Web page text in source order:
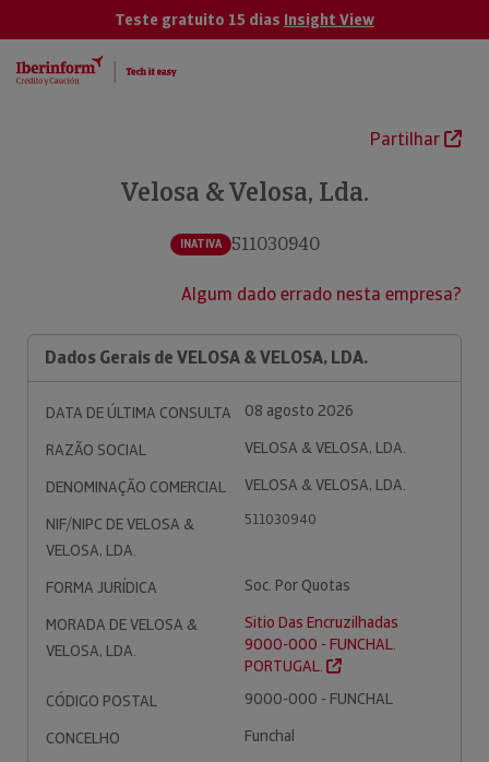
Teste gratuito 15 dias Insight View
Partilhar
Velosa & Velosa, Lda.
INATIVA 511030940
Algum dado errado nesta empresa?
Dados Gerais de VELOSA & VELOSA, LDA.
DATA DE ÚLTIMA CONSULTA
08 agosto 2026
RAZÃO SOCIAL
VELOSA & VELOSA, LDA.
DENOMINAÇÃO COMERCIAL
VELOSA & VELOSA, LDA.
NIF/NIPC DE VELOSA &
VELOSA, LDA.
511030940
FORMA JURÍDICA
Soc. Por Quotas
MORADA DE VELOSA &
VELOSA, LDA.
Sitio Das Encruzilhadas
9000-000 - FUNCHAL.
PORTUGAL.
CÓDIGO POSTAL
9000-000 - FUNCHAL
CONCELHO
Funchal